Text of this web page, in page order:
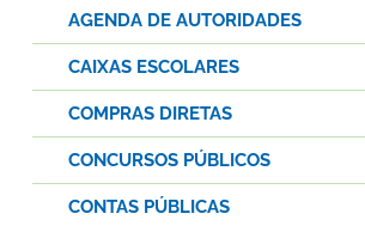
AGENDA DE AUTORIDADES
CAIXAS ESCOLARES
COMPRAS DIRETAS
CONCURSOS PÚBLICOS
CONTAS PÚBLICAS